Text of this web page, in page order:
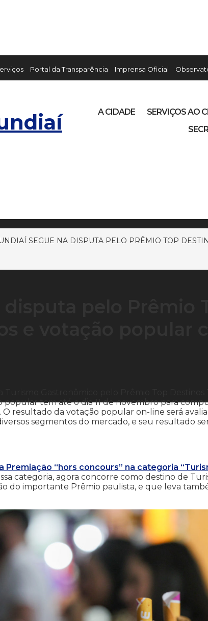
Portal da Transparência Imprensa Oficial
A CIDADE SERVIÇOS AO
SEGUE NA DISPUTA PELO PRÊMIO TOP
tem até o dia 11 de novembro para
. O resultado da votação popular on-line será
segmentos do mercado, e seu resultado
Premiação “hors concours” na categoria
categoria, agora concorre como destino de
do importante Prêmio paulista, e que leva